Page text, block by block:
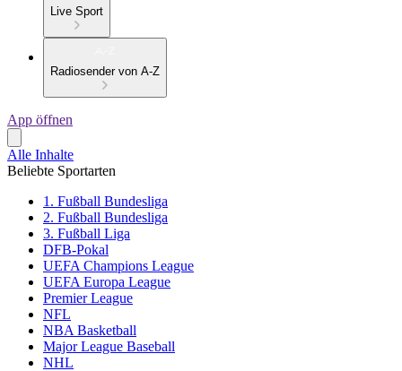
Live Sport
Radiosender von A-Z
App öffnen
Alle Inhalte
Beliebte Sportarten
1. Fußball Bundesliga
2. Fußball Bundesliga
3. Fußball Liga
DFB-Pokal
UEFA Champions League
UEFA Europa League
Premier League
NFL
NBA Basketball
Major League Baseball
NHL